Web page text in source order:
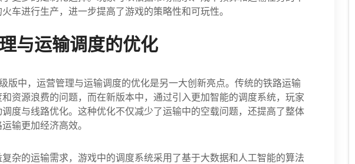
车进行生产，进一步提高了游戏的策略性和可玩性。
与运输调度的优化
版中，运营管理与运输调度的优化是另一大创新亮点。传统的铁路运输
资源浪费的问题，而在新版本中，通过引入更加智能的调度系统，玩家
度与线路优化。这种优化不仅减少了运输中的空载问题，还提高了整体
输更加经济高效。
杂的运输需求，游戏中的调度系统采用了基于大数据和人工智能的算法